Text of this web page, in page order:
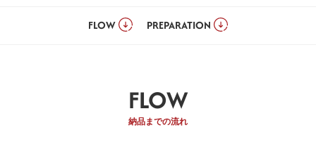
FLOW PREPARATION
FLOW
納品までの流れ